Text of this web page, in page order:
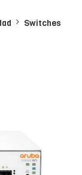
Switches